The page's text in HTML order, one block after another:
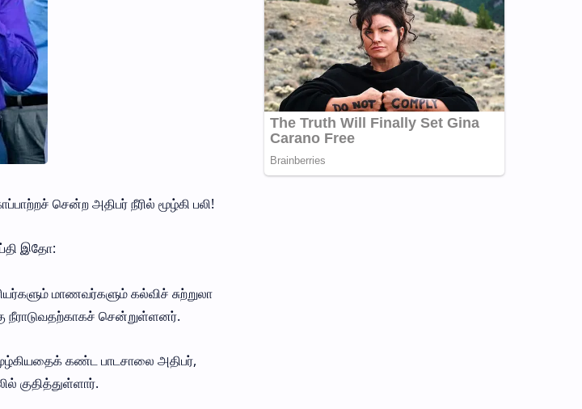
சென்ற அதிபர் நீரில் மூழ்கி பலி!
இதோ:
மாணவர்களும் கல்விச் சுற்றுலா
நீராடுவதற்காகச் சென்றுள்ளனர்.
கண்ட பாடசாலை அதிபர்,
குதித்துள்ளார்.